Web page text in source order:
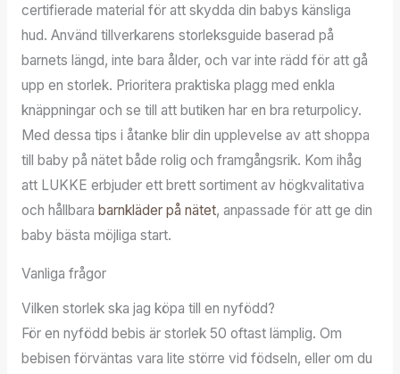
certifierade material för att skydda din babys känsliga
hud. Använd tillverkarens storleksguide baserad på
barnets längd, inte bara ålder, och var inte rädd för att gå
upp en storlek. Prioritera praktiska plagg med enkla
knäppningar och se till att butiken har en bra returpolicy.
Med dessa tips i åtanke blir din upplevelse av att shoppa
till baby på nätet både rolig och framgångsrik. Kom ihåg
att LUKKE erbjuder ett brett sortiment av högkvalitativa
och hållbara barnkläder på nätet, anpassade för att ge din
baby bästa möjliga start.
Vanliga frågor
Vilken storlek ska jag köpa till en nyfödd?
För en nyfödd bebis är storlek 50 oftast lämplig. Om
bebisen förväntas vara lite större vid födseln, eller om du